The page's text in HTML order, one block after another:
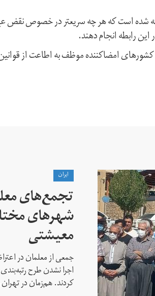
شده است که هر چه سریعتر در خصوص نقض
رابطه انجام دهند.
کشورهای امضاکننده موظف به اطاعت از
ايران
تجمع‌های
شهرهای
معیشتی
جمعی از معلمان در
اجرا نشدن طرح
کردند. هم‌زمان در